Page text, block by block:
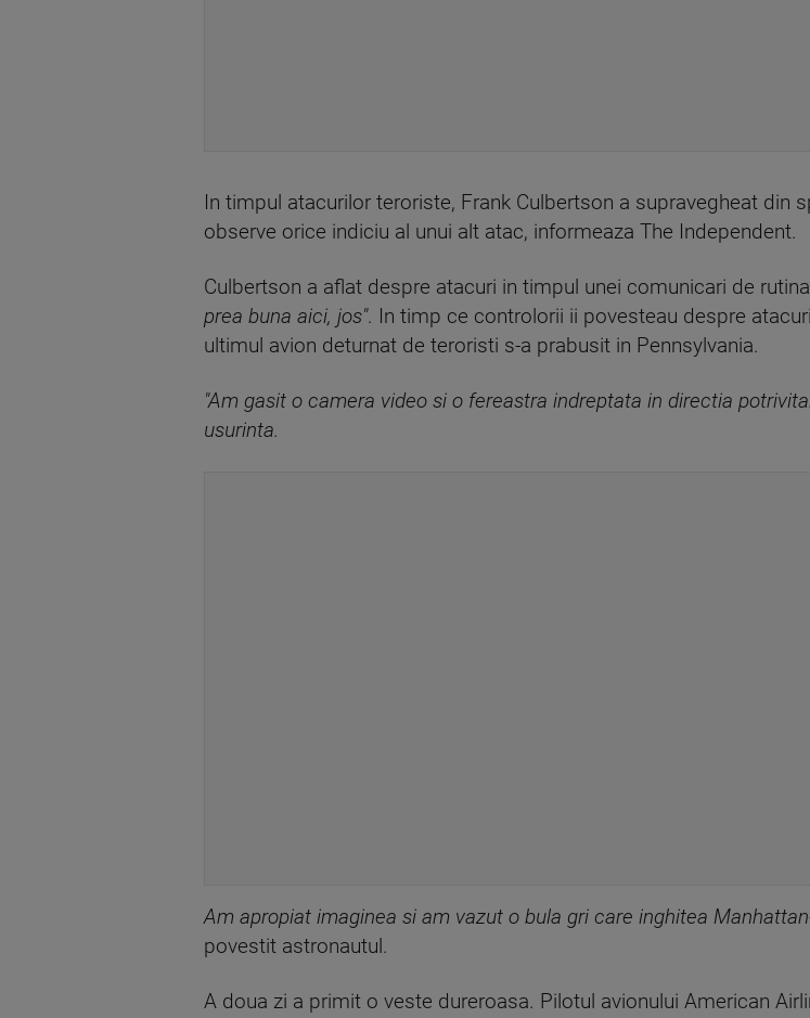
In timpul atacurilor teroriste, Frank Culbertson a supravegheat din
observe orice indiciu al unui alt atac, informeaza The Independent.
Culbertson a aflat despre atacuri in timpul unei comunicari de
prea buna aici, jos". In timp ce controlorii ii povesteau despre
ultimul avion deturnat de teroristi s-a prabusit in Pennsylvania.
"Am gasit o camera video si o fereastra indreptata in directia
usurinta.
Am apropiat imaginea si am vazut o bula gri care inghitea
povestit astronautul.
A doua zi a primit o veste dureroasa. Pilotul avionului American